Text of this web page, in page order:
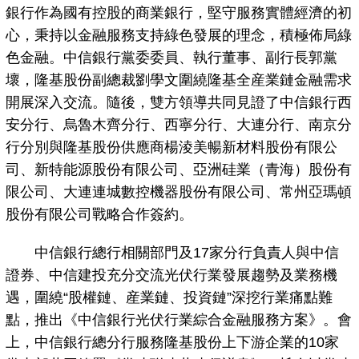
銀行作為國有控股的商業銀行，堅守服務實體經濟的初
心，秉持以金融服務支持綠色發展的理念，積極佈局綠
色金融。中信銀行黨委委員、執行董事、副行長郭黨
壞，隆基股份副總裁劉學文圍繞隆基全産業鏈金融需求
開展深入交流。隨後，雙方領導共同見證了中信銀行西
安分行、烏魯木齊分行、西寧分行、大連分行、南京分
行分別與隆基股份供應商楊淩美暢新材料股份有限公
司、新特能源股份有限公司、亞洲硅業（青海）股份有
限公司、大連連城數控機器股份有限公司、常州亞瑪頓
股份有限公司戰略合作簽約。
中信銀行總行相關部門及17家分行負責人與中信
證券、中信建投充分交流光伏行業發展趨勢及業務機
遇，圍繞“股權鏈、産業鏈、投資鏈”深挖行業痛點難
點，推出《中信銀行光伏行業綜合金融服務方案》。會
上，中信銀行總分行服務隆基股份上下游企業的10家